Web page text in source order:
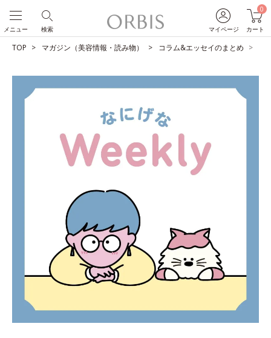
マイページ
0
カート
検索
メニュー
TOP マガジン（美容情報・読み物） コラム&エッセイのまとめ